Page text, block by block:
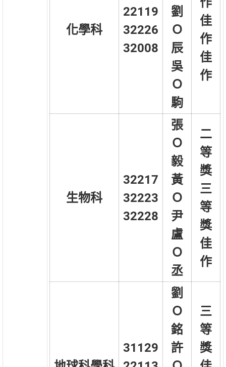
化學科
22119
32226
32008
劉
Ｏ
辰
吳
Ｏ
駒
佳
作
佳
作
生物科
32217
32223
32228
張
Ｏ
毅
黃
Ｏ
尹
盧
Ｏ
丞
二
等
獎
三
等
獎
佳
作
31129
劉
Ｏ
銘
許
三
等
獎